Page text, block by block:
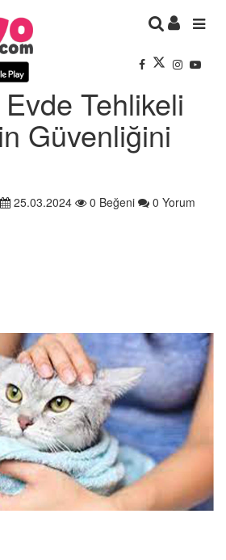
Tehlikeli
Güvenliğini
25.03.2024 0 Beğeni 0 Yorum